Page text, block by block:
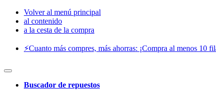
Volver al menú principal
al contenido
a la cesta de la compra
⚡️Cuanto más compres, más ahorras: ¡Compra al menos 10
Buscador de repuestos